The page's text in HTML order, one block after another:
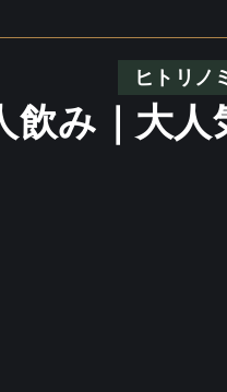
ヒトリノ
飲み｜大人